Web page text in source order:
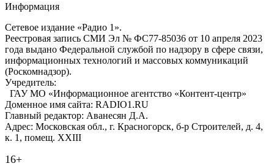
Информация
Сетевое издание «Радио 1».
Реестровая запись СМИ Эл № ФС77-85036 от 10 апреля 2023
года выдано Федеральной службой по надзору в сфере связи,
информационных технологий и массовых коммуникаций
(Роскомнадзор).
Учредитель:
ГАУ МО «Информационное агентство «Контент-центр»
Доменное имя сайта: RADIO1.RU
Главный редактор: Аванесян Д.А.
Адрес: Московская обл., г. Красногорск, б-р Строителей, д. 4,
к. 1, помещ. XXIII
16+